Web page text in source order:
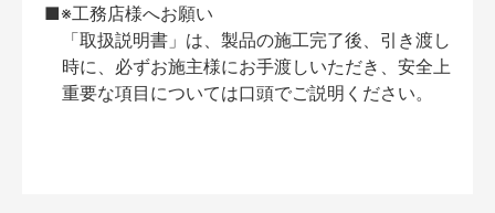
■※工務店様へお願い
「取扱説明書」は、製品の施工完了後、引き渡し
時に、必ずお施主様にお手渡しいただき、安全上
重要な項目については口頭でご説明ください。